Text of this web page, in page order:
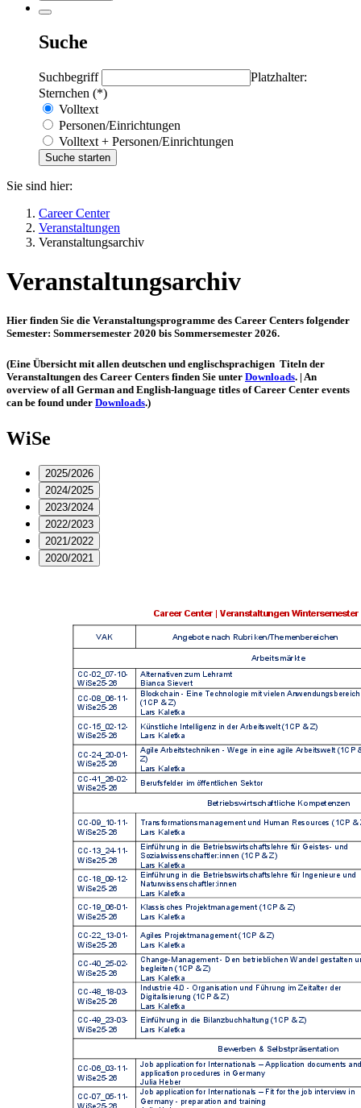
Suche
Suchbegriff
Platzhalter:
Sternchen (*)
Volltext
Personen/Einrichtungen
Volltext + Personen/Einrichtungen
Sie sind hier:
Career Center
Veranstaltungen
Veranstaltungsarchiv
Veranstaltungsarchiv
Hier finden Sie die Veranstaltungsprogramme des Career Centers folgender
Semester: Sommersemester 2020 bis Sommersemester 2026.
(Eine Übersicht mit allen deutschen und englischsprachigen Titeln der
Veranstaltungen des Career Centers finden Sie unter Downloads. | An
overview of all German and English-language titles of Career Center events
can be found under Downloads.)
WiSe
2025/2026
2024/2025
2023/2024
2022/2023
2021/2022
2020/2021